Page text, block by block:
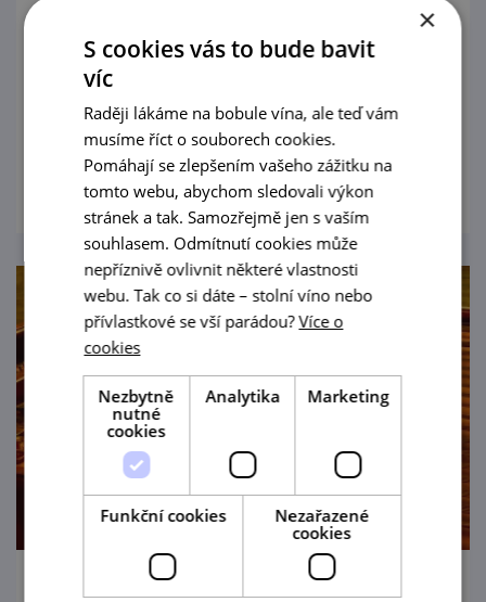
Vinařství Topolanský srdečně zve do Pavlova
na večerní posezení s degustací vín a
cimbálovou muzikou.
prohlédnout
Cimbálování na ulici
×
S cookies vás to bude bavit
víc
Raději lákáme na bobule vína, ale teď vám
musíme říct o souborech cookies.
Pomáhají se zlepšením vašeho zážitku na
tomto webu, abychom sledovali výkon
stránek a tak. Samozřejmě jen s vaším
souhlasem. Odmítnutí cookies může
nepříznivě ovlivnit některé vlastnosti
webu. Tak co si dáte – stolní víno nebo
přívlastkové se vší parádou?Více o
cookies
Nezbytně
nutné
cookies
Analytika Marketing
Funkční cookies
Nezařazené
cookies